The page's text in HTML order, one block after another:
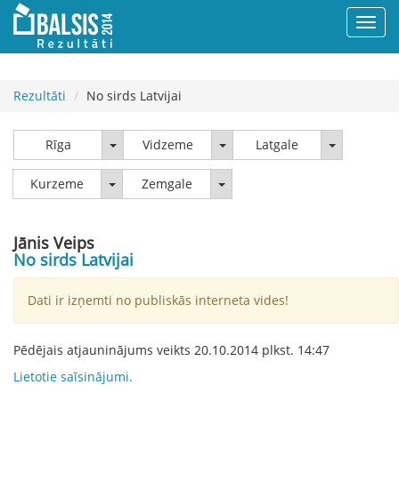
Rezultāti No sirds Latvijai
Rīga Rīga Vidzeme VidzemeLatgale Latgale
Kurzeme KurzemeZemgale Zemgale
Jānis Veips
No sirds Latvijai
Dati ir izņemti no publiskās interneta vides!
Pēdējais atjauninājums veikts 20.10.2014 plkst. 14:47
Lietotie saīsinājumi.